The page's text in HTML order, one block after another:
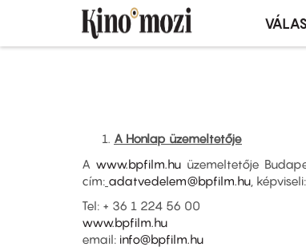
A Honlap üzemeltetője
A www.bpfilm.hu üzemeltetője
cím: adatvedelem@bpfilm.hu ,
Tel: + 36 1 224 56 00
www.bpfilm.hu
email: info@bpfilm.hu